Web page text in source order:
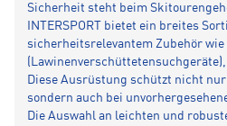
Sicherheit steht beim
INTERSPORT bietet ein breites
sicherheitsrelevantem Zubehör wie
Diese Ausrüstung schützt nicht
sondern auch bei
Die Auswahl an leichten und